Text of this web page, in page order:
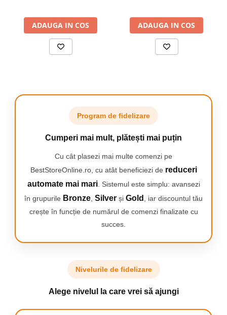
Centuri de Slabit
Componente si Piese Biciclete
Huse protectie biciclete
TV, Audio-Video & Foto
Accesorii foto & video
Dispozitive Spionaj
Videoproiectoare
UTILIZAREA EFICIENTĂ A
SPAȚIULUI
Organizatorul nostru este perfect pentru a
depozita o varietate dearticole, de la jucării
pentru copiila articole de papetărie sau produse
cosmetice. Versatilitatea sa o face perfectă pentru
orice cameră din casă.
PÂNĂ LA 4 TIPURI DIFERITE
Când cumpărați setul nostru, primițipână la 4
dimensiuni diferite de containere:
23x7,5x5cm
Această varietate vă va permite să vă organizați
volumelor, Negru
ADAUGA IN COS ADAUGA IN COS
Program de fidelizare
Cumperi mai mult, plătești mai puțin
Cu cât plasezi mai multe comenzi pe
BestStoreOnline.ro, cu atât beneficiezi de reduceri
automate mai mari. Sistemul este simplu: avansezi
în grupurile Bronze Silver și Gold
, iar discountul tău
crește în funcție de numărul de comenzi finalizate cu
succes.
Nivelurile de fidelizare
Alege nivelul la care vrei să ajungi